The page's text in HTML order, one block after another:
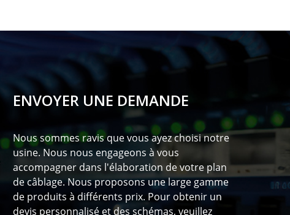
ENVOYER UNE DEMANDE
Nous sommes ravis que vous ayez choisi notre
usine. Nous nous engageons à vous
accompagner dans l'élaboration de votre plan
de câblage. Nous proposons une large gamme
de produits à différents prix. Pour obtenir un
devis personnalisé et des schémas, veuillez